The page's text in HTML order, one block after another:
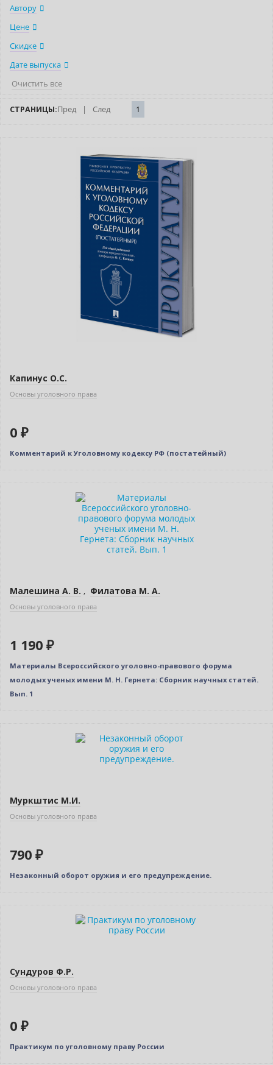
Автору
Цене
Скидке
Дате выпуска
Очистить все
СТРАНИЦЫ:Пред | След 1
Капинус О.С.
Основы уголовного права
0 ₽
Комментарий к Уголовному кодексу РФ (постатейный)
Малешина А. В. , Филатова М. А.
Основы уголовного права
1 190 ₽
Материалы Всероссийского уголовно-правового форума
молодых ученых имени М. Н. Гернета: Сборник научных статей.
Вып. 1
Муркштис М.И.
Основы уголовного права
790 ₽
Незаконный оборот оружия и его предупреждение.
Сундуров Ф.Р.
Основы уголовного права
0 ₽
Практикум по уголовному праву России